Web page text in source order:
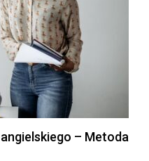
– Metoda